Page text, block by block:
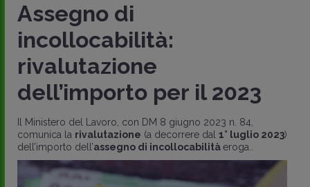
Assegno di
incollocabilità:
rivalutazione
dell’importo per il 2023
Il Ministero del Lavoro, con DM 8 giugno 2023 n. 84,
comunica la rivalutazione (a decorrere dal 1° luglio 2023)
dell’importo dell’assegno di incollocabilitàeroga..